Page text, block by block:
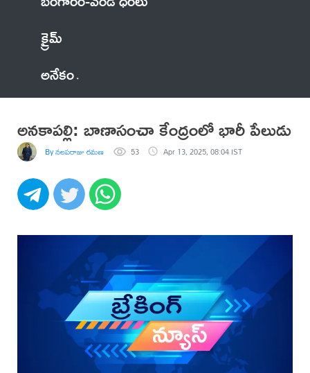
క్రైమ్
అనేకం
అనకాపల్లి: బాణాసంచా కేంద్రంలో భారీ పేలుడు
By నలపరాజు రమణ 53 Apr 13, 2025, 08:04 IST